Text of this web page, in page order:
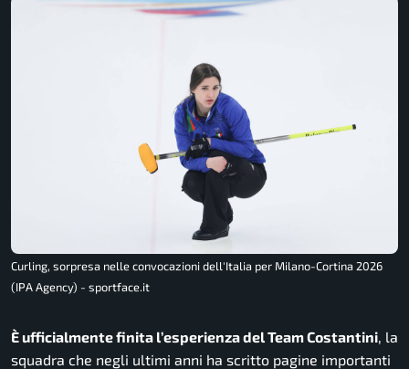
Curling, sorpresa nelle convocazioni dell'Italia per Milano-Cortina 2026
(IPA Agency) - sportface.it
È ufficialmente finita l’esperienza del Team Costantini, la
squadra che negli ultimi anni ha scritto pagine importanti